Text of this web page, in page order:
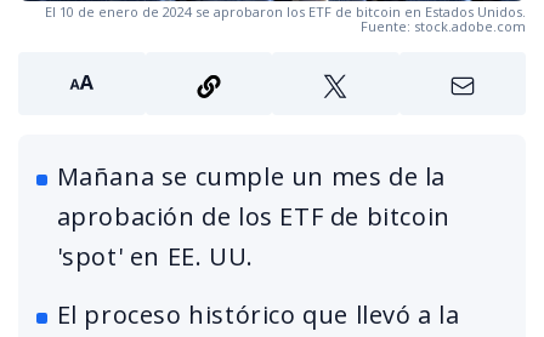
El 10 de enero de 2024 se aprobaron los ETF de bitcoin en Estados Unidos.
Fuente: stock.adobe.com
Mañana se cumple un mes de la
aprobación de los ETF de bitcoin
'spot' en EE. UU.
El proceso histórico que llevó a la